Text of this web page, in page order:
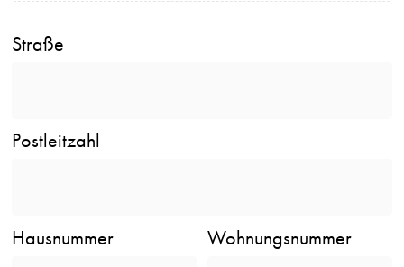
Straße
Postleitzahl
Hausnummer Wohnungsnummer